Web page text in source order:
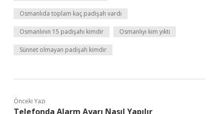
Osmanlıda toplam kaç padişah vardı
Osmanlının 15 padişahı kimdir Osmanlıyı kim yıktı
Sünnet olmayan padişah kimdir
Önceki Yazı
Telefonda Alarm Ayarı Nasıl Yapılır